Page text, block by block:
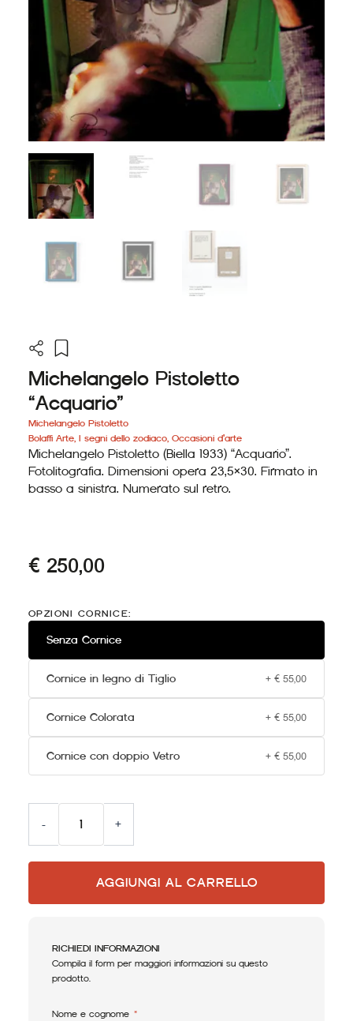
Michelangelo Pistoletto
“Acquario”
Michelangelo Pistoletto
Bolaffi Arte, I segni dello zodiaco, Occasioni d'arte
Michelangelo Pistoletto (Biella 1933) “Acquario”.
Fotolitografia. Dimensioni opera 23,5×30. Firmato in
basso a sinistra. Numerato sul retro.
€ 250,00
OPZIONI CORNICE:
Senza Cornice
Cornice in legno di Tiglio +€ 55,00
Cornice Colorata +€ 55,00
Cornice con doppio Vetro +€ 55,00
-
Pistoletto
"Acquario"
quantità
+
AGGIUNGI AL CARRELLO
Alternative:
RICHIEDI INFORMAZIONI
Compila il form per maggiori informazioni su questo
prodotto.
Nome e cognome